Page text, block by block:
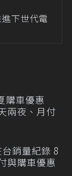
下世代電
購車優惠
兩夜、月付
銷量紀錄 8
與購車優惠